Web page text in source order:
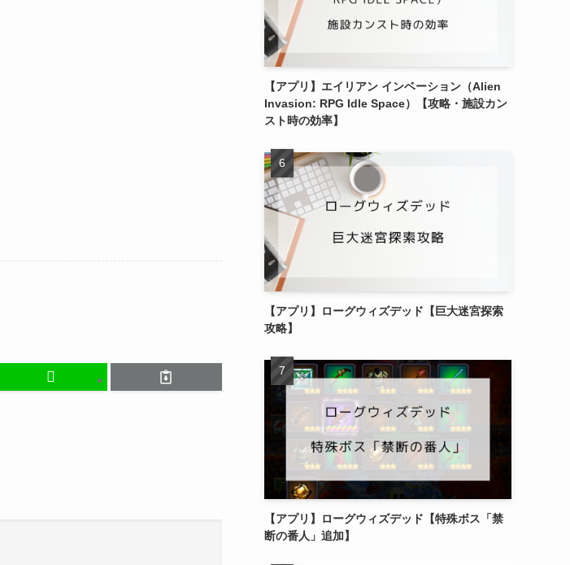
【アプリ】エイリアン インベーション（Alien
Invasion: RPG Idle Space）【攻略・施設カン
スト時の効率】
【アプリ】ローグウィズデッド【巨大迷宮探索
攻略】
【アプリ】ローグウィズデッド【特殊ボス「禁
断の番人」追加】